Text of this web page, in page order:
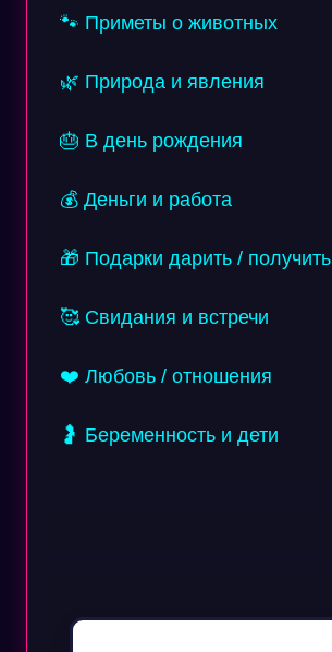
🐾 Приметы о животных
🌿 Природа и явления
🎂 В день рождения
💰 Деньги и работа
🎁 Подарки дарить / получить
🥰 Свидания и встречи
❤️ Любовь / отношения
🤰 Беременность и дети